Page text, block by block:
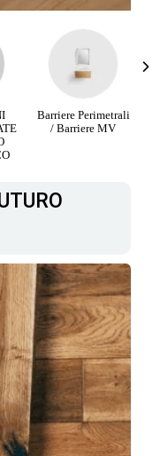
Infissi Aluminio e
Legno